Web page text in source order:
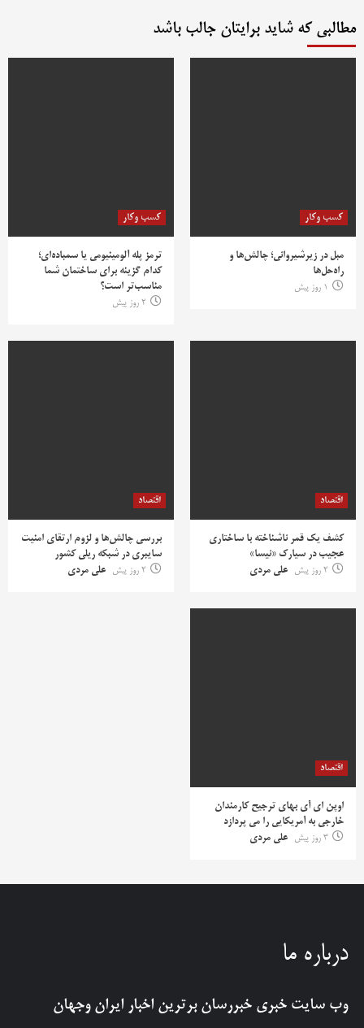
مطالبی که شاید برایتان جالب باشد
کسب وکار
مبل در زیرشیروانی؛ چالش‌ها و
راه‌حل‌ها
1 روز پیش
کسب وکار
ترمز پله آلومینیومی یا سمباده‌ای؛
کدام گزینه برای ساختمان شما
مناسب‌تر است؟
2 روز پیش
اقتصاد
کشف یک قمر ناشناخته با ساختاری
عجیب در سیارک «نیسا»
2 روز پیش
علی مردی
اقتصاد
بررسی چالش‌ها و لزوم ارتقای امنیت
سایبری در شبکه ریلی کشور
2 روز پیش
علی مردی
اقتصاد
اوپن ای آی بهای ترجیح کارمندان
خارجی به آمریکایی را می پردازد
3 روز پیش
علی مردی
درباره ما
وب سایت خبری خبررسان برترین اخبار ایران وجهان